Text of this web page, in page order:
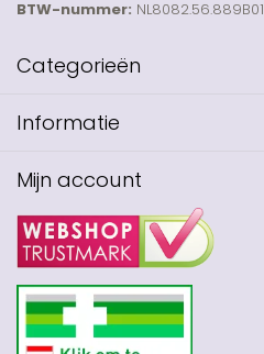
BTW-nummer: NL8082.56.889B01
Categorieën
Informatie
Mijn account